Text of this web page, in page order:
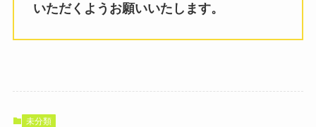
いただくようお願いいたします。
未分類